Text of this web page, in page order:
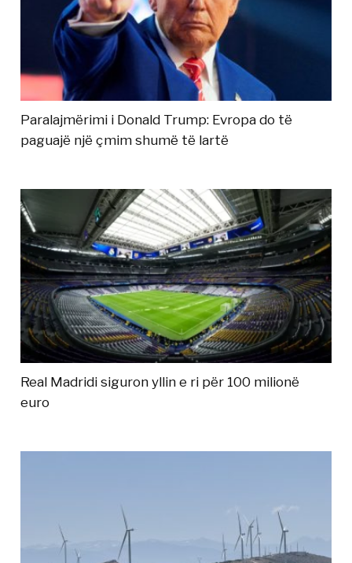
Paralajmërimi i Donald Trump: Evropa do të
paguajë një çmim shumë të lartë
Real Madridi siguron yllin e ri për 100 milionë
euro